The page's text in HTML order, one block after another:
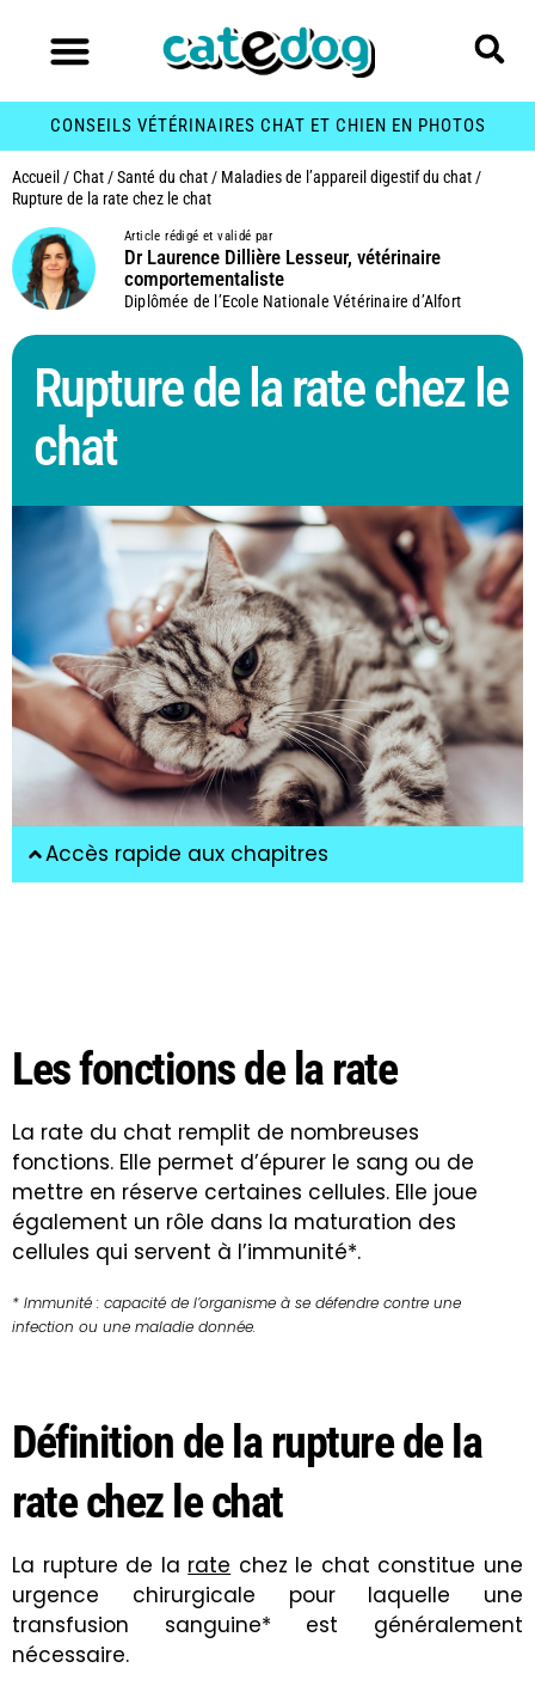
CONSEILS VÉTÉRINAIRES CHAT ET CHIEN EN PHOTOS
Accueil /Chat /Santé du chat / Maladies de l’appareil digestif du chat /
Rupture de la rate chez le chat
Article rédigé et validé par
Dr Laurence Dillière Lesseur, vétérinaire
comportementaliste
Diplômée de l’Ecole Nationale Vétérinaire d’Alfort
Rupture de la rate chez le
chat
Accès rapide aux chapitres
Les fonctions de la rate
La rate du chat remplit de nombreuses
fonctions. Elle permet d’épurer le sang ou de
mettre en réserve certaines cellules. Elle joue
également un rôle dans la maturation des
cellules qui servent à l’immunité*.
* Immunité : capacité de l’organisme à se défendre contre une
infection ou une maladie donnée.
Définition de la rupture de la
rate chez le chat
La rupture de la rate chez le chat constitue une
urgence chirurgicale pour laquelle une
transfusion sanguine* est généralement
nécessaire.